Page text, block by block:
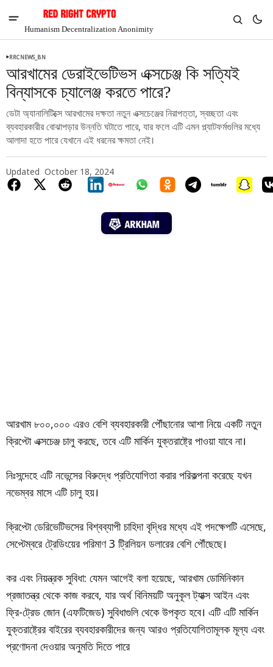
Humanism Decentralization Anonimity
RRCNEWS_BN
আরখামের ডেরাইভেটিভস এক্সচেঞ্জ কি সত্যিই
বিন্যাসকে চ্যালেঞ্জ করতে পারে?
ডেটা অ্যানালিটিক্সে আরখামের দক্ষতা নতুন এক্সচেঞ্জের নিরাপত্তা, স্বচ্ছতা এবং
ব্যবহারকারীর বোঝাপড়ার উন্নতি ঘটাতে পারে, যার ফলে এটি এমন প্ল্যাটফর্মগুলির মধ্যে
আলাদা হতে পারে যেখানে এই ধরনের ক্ষমতা নেই।
Updated October 18, 2024
আরখাম ৮০০,০০০ এরও বেশি ব্যবহারকারী পৌঁছানোর আশা নিয়ে একটি নতুন
ক্রিপ্টো এক্সচেঞ্জ চালু করছে, তবে এটি মার্কিন যুক্তরাষ্ট্রে পাওয়া যাবে না।
নিঃসন্দেহে এটি নভেন্সের বিরুদ্ধে প্রতিযোগিতা করার পরিকল্পনা করেছে যখন
নভেম্বর মাসে এটি চালু হয়।
ক্রিপ্টো ডেরিভেটিভসের বিশ্বব্যাপী চাহিদা বৃদ্ধির মধ্যে এই পদক্ষেপটি এসেছে,
সেপ্টেম্বরে ট্রেডিংয়ের পরিমাণ 3 ট্রিলিয়ন ডলারের বেশি পৌঁছেছে।
কর এবং নিয়ন্ত্রক সুবিধা: যেমন আগেই বলা হয়েছে, আরখাম ডোমিনিকান
প্রজাতন্ত্র থেকে কাজ করবে, যার অর্থ বিনিময়টি অনুকূল ট্যাক্স আইন এবং
ফ্রি-ট্রেড জোন (এফটিজেড) সুবিধাগুলি থেকে উপকৃত হবে। এটি এটি মার্কিন
যুক্তরাষ্ট্রের বাইরের ব্যবহারকারীদের জন্য আরও প্রতিযোগিতামূলক মূল্য এবং
প্রণোদনা দেওয়ার অনুমতি দিতে পারে